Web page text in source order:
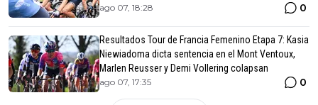
ago 07, 18:28 0
Resultados Tour de Francia Femenino Etapa 7: Kasia
Niewiadoma dicta sentencia en el Mont Ventoux,
Marlen Reusser y Demi Vollering colapsan
ago 07, 17:35 0